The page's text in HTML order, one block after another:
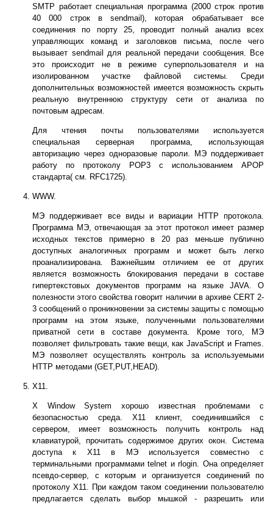
SMTP работает специальная программа (2000 строк против
40 000 строк в sendmail), которая обрабатывает все
соединения по порту 25, проводит полный анализ всех
управляющих команд и заголовков письма, после чего
вызывает sendmail для реальной передачи сообщения. Все
это происходит не в режиме суперпользователя и на
изолированном участке файловой системы. Среди
дополнительных возможностей имеется возможность скрыть
реальную внутреннюю структуру сети от анализа по
почтовым адресам.
Для чтения почты пользователями используется
специальная серверная программа, использующая
авторизацию через одноразовые пароли. МЭ поддерживает
работу по протоколу POP3 с использованием APOP
стандарта( см. RFC1725).
WWW.
МЭ поддерживает все виды и вариации HTTP протокола.
Программа МЭ, отвечающая за этот протокол имеет размер
исходных текстов примерно в 20 раз меньше публично
доступных аналогичных программ и может быть легко
проанализирована. Важнейшим отличием ее от других
является возможность блокирования передачи в составе
гипертекстовых документов программ на языке JAVA. О
полезности этого свойства говорит наличии в архиве CERT 2-
3 сообщений о проникновении за системы защиты с помощью
программ на этом языке, полученными пользователями
приватной сети в составе документа. Кроме того, МЭ
позволяет фильтровать такие вещи, как JavaScript и Frames.
МЭ позволяет осуществлять контроль за используемыми
HTTP методами (GET,PUT,HEAD).
X11.
X Window System хорошо известная проблемами с
безопасностью среда. X11 клиент, соединившийся с
сервером, имеет возможность получить контроль над
клавиатурой, прочитать содержимое других окон. Система
доступа к X11 в МЭ используется совместно с
терминальными программами telnet и rlogin. Она определяет
псевдо-сервер, с которым и организуется соединений по
протоколу X11. При каждом таком соединении пользователю
предлагается сделать выбор мышкой - разрешить или